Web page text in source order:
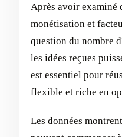
Après avoir examiné
monétisation et
question du nombre
les idées reçues
est essentiel pour
flexible et riche en
Les données